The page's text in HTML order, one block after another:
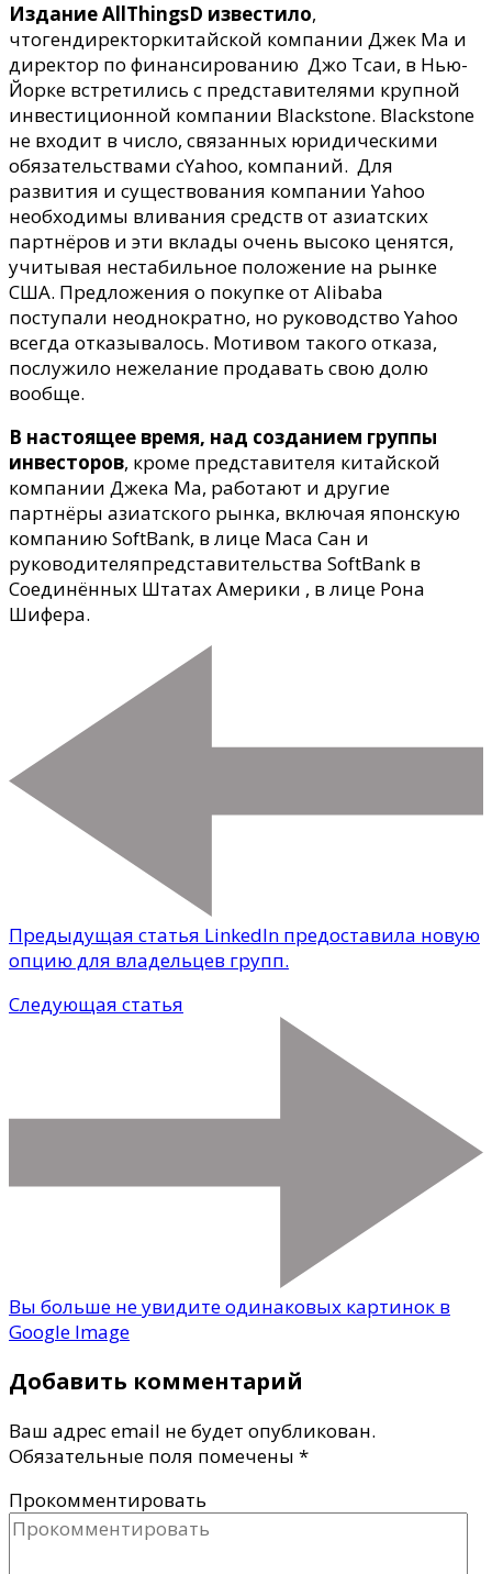
Издание AllThingsD известило,
чтогендиректоркитайской компании Джек Ма и
директор по финансированию Джо Тсаи, в Нью-
Йорке встретились с представителями крупной
инвестиционной компании Blackstone. Blackstone
не входит в число, связанных юридическими
обязательствами сYahoo, компаний. Для
развития и существования компании Yahoo
необходимы вливания средств от азиатских
партнёров и эти вклады очень высоко ценятся,
учитывая нестабильное положение на рынке
США. Предложения о покупке от Alibaba
поступали неоднократно, но руководство Yahoo
всегда отказывалось. Мотивом такого отказа,
послужило нежелание продавать свою долю
вообще.
В настоящее время, над созданием группы
инвесторов, кроме представителя китайской
компании Джека Ма, работают и другие
партнёры азиатского рынка, включая японскую
компанию SoftBank, в лице Маса Сан и
руководителяпредставительства SoftBank в
Соединённых Штатах Америки , в лице Рона
Шифера.
Предыдущая статья LinkedIn предоставила новую
опцию для владельцев групп.
Следующая статья
Вы больше не увидите одинаковых картинок в
Google Image
Добавить комментарий
Ваш адрес email не будет опубликован.
Обязательные поля помечены *
Прокомментировать